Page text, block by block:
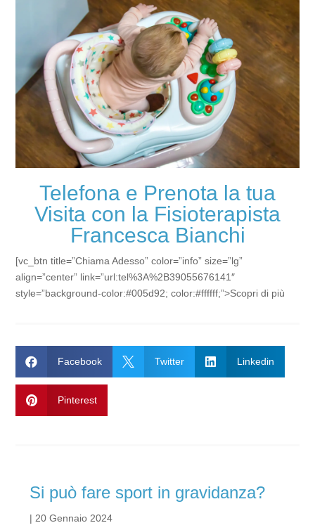
Telefona e Prenota la tua
Visita con la Fisioterapista
Francesca Bianchi
[vc_btn title=”Chiama Adesso” color=”info” size=”lg”
align=”center” link=”url:tel%3A%2B39055676141″
style=”background-color:#005d92; color:#ffffff;”>Scopri di più
 Facebook  Twitter  Linkedin
 Pinterest
Si può fare sport in gravidanza?
| 20 Gennaio 2024